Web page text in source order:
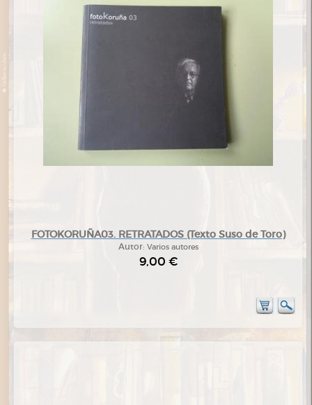
FOTOKORUÑA03. RETRATADOS (Texto Suso de Toro)
Autor: Varios autores
9,00 €